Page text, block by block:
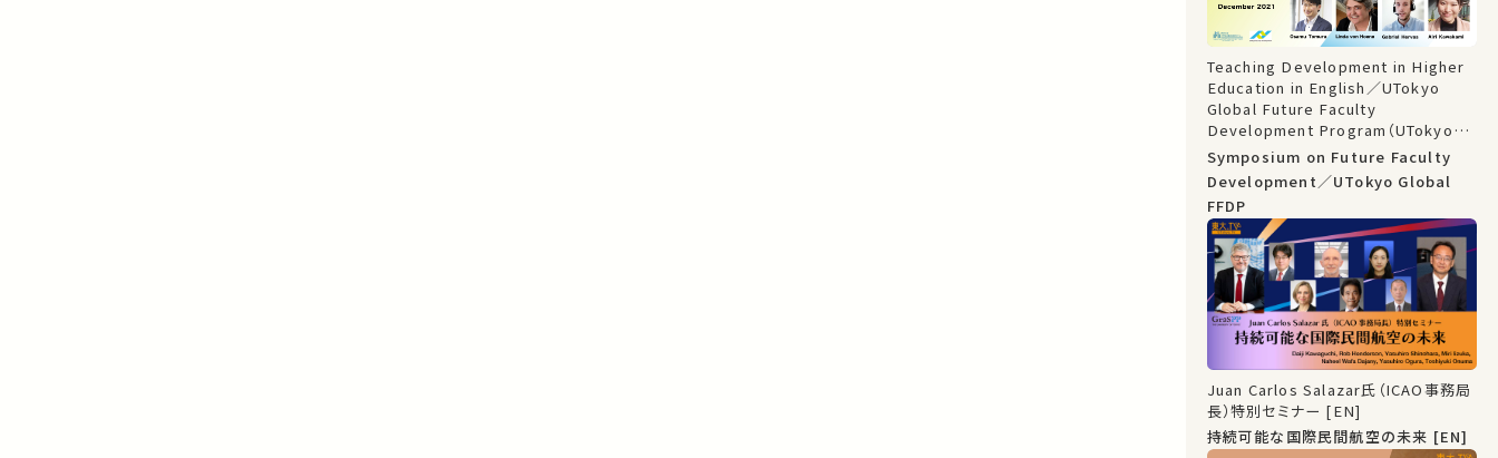
Teaching Development in Higher
Education in English／UTokyo
Global Future Faculty
Development Program（UTokyo
Global FFDP）
Symposium on Future Faculty
Development／UTokyo Global
FFDP
Juan Carlos Salazar氏（ICAO事務局
長）特別セミナー [EN]
持続可能な国際民間航空の未来 [EN]